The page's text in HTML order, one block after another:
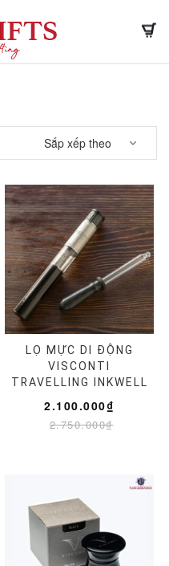
Sắp xếp theo
LỌ MỰC DI ĐỘNG
VISCONTI
TRAVELLING INKWELL
2.100.000₫
2.750.000₫